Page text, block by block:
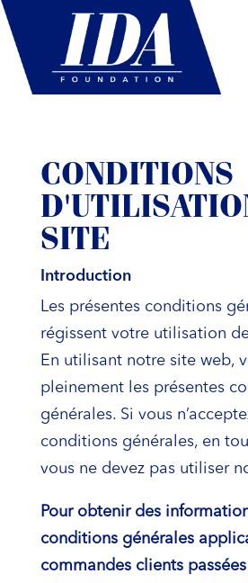
CONDITIONS
SITE
Introduction
Les présentes conditions
régissent votre utilisation
En utilisant notre site web,
pleinement les présentes
générales. Si vous
conditions générales, en
vous ne devez pas utiliser
Pour obtenir des
conditions générales
commandes clients